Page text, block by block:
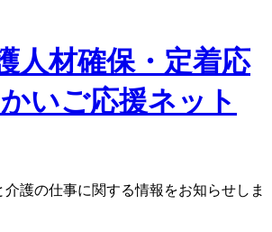
人材確保・定着応
いご応援ネット
護の仕事に関する情報をお知らせしま